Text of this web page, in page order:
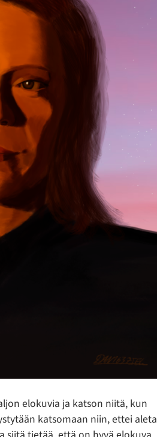
elokuvia ja katson niitä, kun
katsomaan niin, ettei aleta